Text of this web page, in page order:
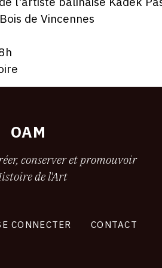
de Vincennes
OAM
conserver et promouvoir
de l'Art
CONNECTER CONTACT